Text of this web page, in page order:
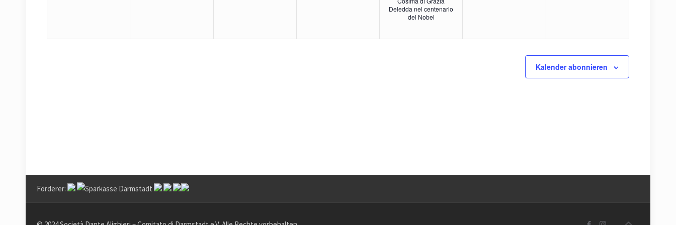
Deledda nel centenario
del Nobel
Kalender abonnieren
Förderer: